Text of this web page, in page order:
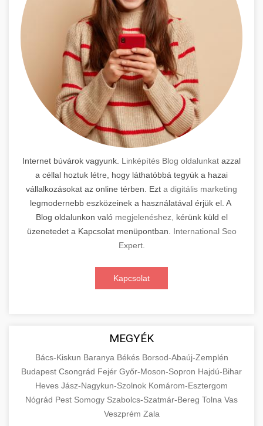
Internet búvárok vagyunk. Linképítés Blog oldalunkat azzal
a céllal hoztuk létre, hogy láthatóbbá tegyük a hazai
vállalkozásokat az online térben. Ezt a digitális marketing
legmodernebb eszközeinek a használatával érjük el. A
Blog oldalunkon való megjelenéshez,
kérünk küld el
üzenetedet a Kapcsolat menüpontban. International Seo
Expert.
Kapcsolat
MEGYÉK
Bács-Kiskun Baranya Békés Borsod-Abaúj-Zemplén
Budapest Csongrád Fejér Győr-Moson-Sopron Hajdú-Bihar
Heves Jász-Nagykun-Szolnok Komárom-Esztergom
Nógrád Pest Somogy Szabolcs-Szatmár-Bereg Tolna Vas
Veszprém Zala